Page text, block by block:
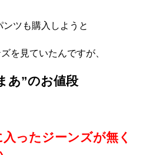
ツも購入しようと
を見ていたんですが、
あ”のお値段
ったジーンズが無く